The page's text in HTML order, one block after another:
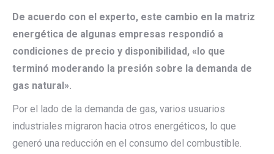
De acuerdo con el experto, este cambio en la matriz
energética de algunas empresas respondió a
condiciones de precio y disponibilidad, «lo que
terminó moderando la presión sobre la demanda de
gas natural».
Por el lado de la demanda de gas, varios usuarios
industriales migraron hacia otros energéticos, lo que
generó una reducción en el consumo del combustible.